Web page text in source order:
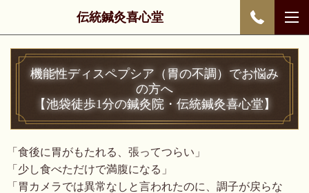
伝統鍼灸喜心堂
機能性ディスペプシア（胃の不調）でお悩み
の方へ
【池袋徒歩1分の鍼灸院・伝統鍼灸喜心堂】
「食後に胃がもたれる、張ってつらい」
「少し食べただけで満腹になる」
「胃カメラでは異常なしと言われたのに、調子が戻らな